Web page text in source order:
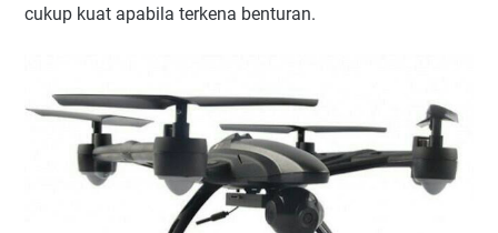
cukup kuat apabila terkena benturan.